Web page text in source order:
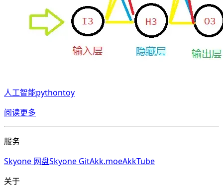
人工智能pythontoy
阅读更多
服务
Skyone 网盘Skyone GitAkk.moeAkkTube
关于